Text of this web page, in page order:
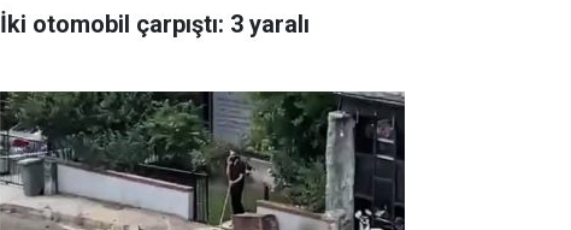
İki otomobil çarpıştı: 3 yaralı